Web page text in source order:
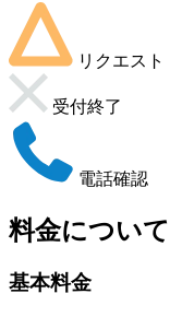
リクエスト
受付終了
電話確認
料金について
基本料金